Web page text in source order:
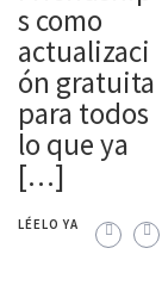
s como
actualizaci
ón gratuita
para todos
lo que ya
[…]
LÉELO YA